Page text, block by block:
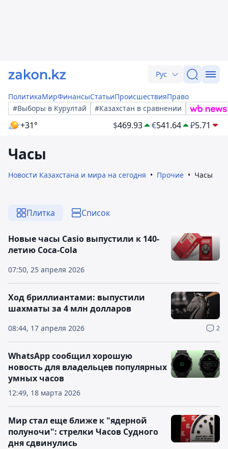
Рус
ПолитикаМирФинансыСтатьиПроисшествияПраво
#Выборы в Курултай
#Казахстан в сравнении
+31° $469.93 €541.64 ₽5.71
Часы
Новости Казахстана и мира на сегодня Прочие Часы
Плитка Список
07:50, 25 апреля 2026
Новые часы Casio выпустили к 140-
летию Coca-Cola
08:44, 17 апреля 2026 2
Ход бриллиантами: выпустили
шахматы за 4 млн долларов
12:49, 18 марта 2026
WhatsApp сообщил хорошую
новость для владельцев популярных
умных часов
Мир стал еще ближе к "ядерной
полуночи": стрелки Часов Судного
дня сдвинулись